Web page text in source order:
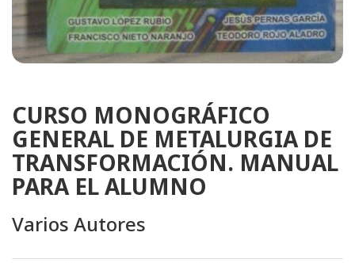
CURSO MONOGRÁFICO
GENERAL DE METALURGIA DE
TRANSFORMACIÓN. MANUAL
PARA EL ALUMNO
Varios Autores